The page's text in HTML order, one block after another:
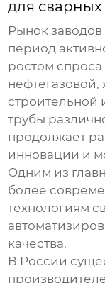
для сварных
Рынок
период
ростом спроса
строительной
трубы
продолжает
инновации и
Одним из
более
технологиям
качества.
В России